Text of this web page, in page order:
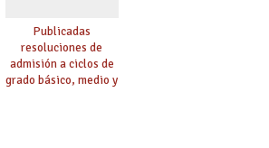
Publicadas
resoluciones de
admisión a ciclos de
grado básico, medio y